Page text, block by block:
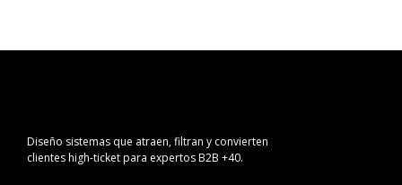
Diseño sistemas que atraen, filtran y convierten
clientes high-ticket para expertos B2B +40.